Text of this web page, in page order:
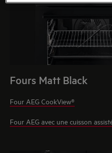
Fours Matt Black
Four AEG CookView®
Four AEG avec une cuisson